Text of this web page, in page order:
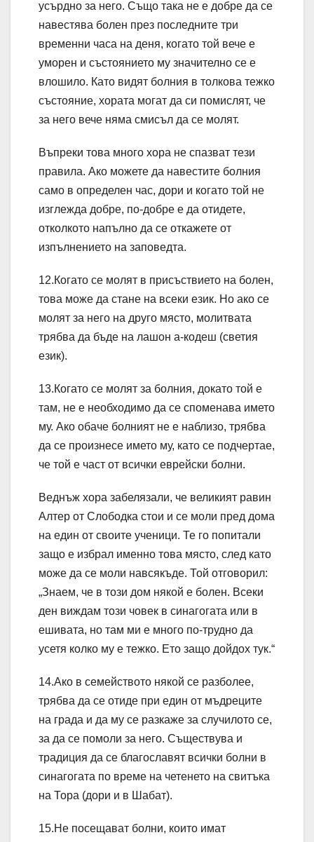
усърдно за него. Също така не е добре да се
навестява болен през последните три
временни часа на деня, когато той вече е
уморен и състоянието му значително се е
влошило. Като видят болния в толкова тежко
състояние, хората могат да си помислят, че
за него вече няма смисъл да се молят.
Въпреки това много хора не спазват тези
правила. Ако можете да навестите болния
само в определен час, дори и когато той не
изглежда добре, по-добре е да отидете,
отколкото напълно да се откажете от
изпълнението на заповедта.
12.Когато се молят в присъствието на болен,
това може да стане на всеки език. Но ако се
молят за него на друго място, молитвата
трябва да бъде на лашон а-кодеш (светия
език).
13.Когато се молят за болния, докато той е
там, не е необходимо да се споменава името
му. Ако обаче болният не е наблизо, трябва
да се произнесе името му, като се подчертае,
че той е част от всички еврейски болни.
Веднъж хора забелязали, че великият равин
Алтер от Слободка стои и се моли пред дома
на един от своите ученици. Те го попитали
защо е избрал именно това място, след като
може да се моли навсякъде. Той отговорил:
„Знаем, че в този дом някой е болен. Всеки
ден виждам този човек в синагогата или в
ешивата, но там ми е много по-трудно да
усетя колко му е тежко. Ето защо дойдох тук.“
14.Ако в семейството някой се разболее,
трябва да се отиде при един от мъдреците
на града и да му се разкаже за случилото се,
за да се помоли за него. Съществува и
традиция да се благославят всички болни в
синагогата по време на четенето на свитъка
на Тора (дори и в Шабат).
15.Не посещават болни, които имат